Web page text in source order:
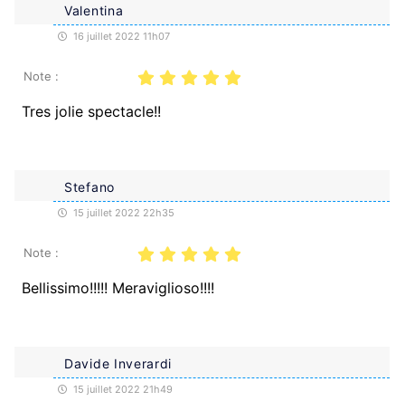
Valentina
16 juillet 2022 11h07
Note :
Tres jolie spectacle!!
Stefano
15 juillet 2022 22h35
Note :
Bellissimo!!!!! Meraviglioso!!!!
Davide Inverardi
15 juillet 2022 21h49